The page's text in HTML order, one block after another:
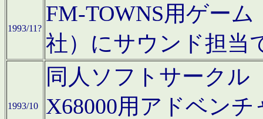
1993/11?
FM-TOWNS用ゲー
社）にサウンド担当
1993/10
同人ソフトサークル
X68000用アドベン